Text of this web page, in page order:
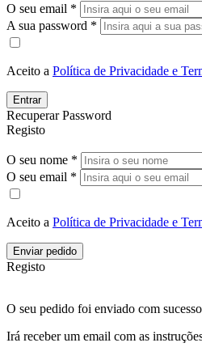
O seu email *
A sua password *
Aceito a Política de Privacidade e
Entrar
Recuperar Password
Registo
O seu nome *
O seu email *
Aceito a Política de Privacidade e
Enviar pedido
Registo
O seu pedido foi enviado com
Irá receber um email com as